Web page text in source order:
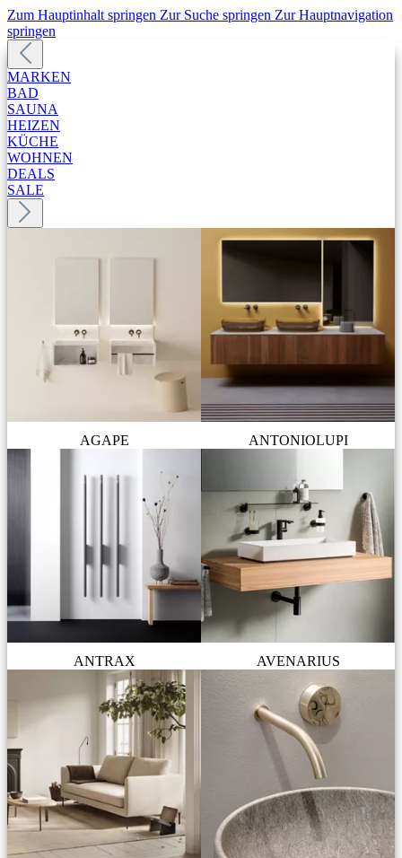
Zum Hauptinhalt springen Zur Suche springen Zur Hauptnavigation
springen
MARKEN
BAD
SAUNA
HEIZEN
KÜCHE
WOHNEN
DEALS
SALE
AGAPE ANTONIOLUPI
ANTRAX AVENARIUS